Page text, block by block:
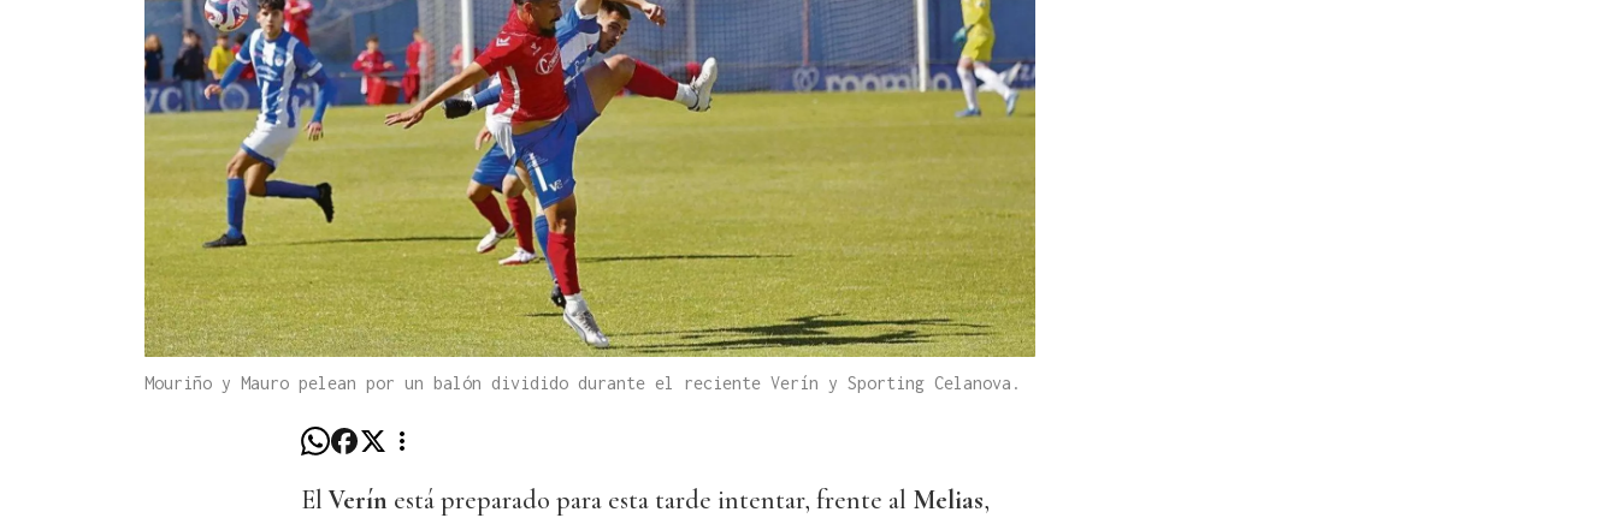
Mouriño y Mauro pelean por un balón dividido durante el reciente Verín y Sporting Celanova.
El Verín está preparado para esta tarde intentar, frente al Melias,